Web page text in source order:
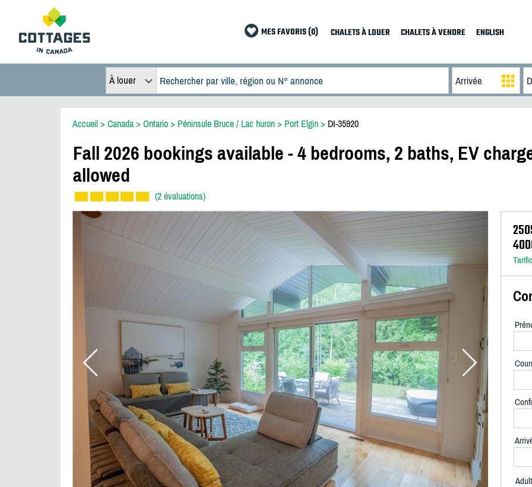
MES FAVORIS (0) CHALETS À LOUER CHALETS À VENDRE ENGLISH
À louer
Accueil > Canada > Ontario > Péninsule Bruce / Lac huron > Port Elgin > DI-35920
Fall 2026 bookings available - 4 bedrooms, 2 baths, EV
allowed
(2 évaluations)